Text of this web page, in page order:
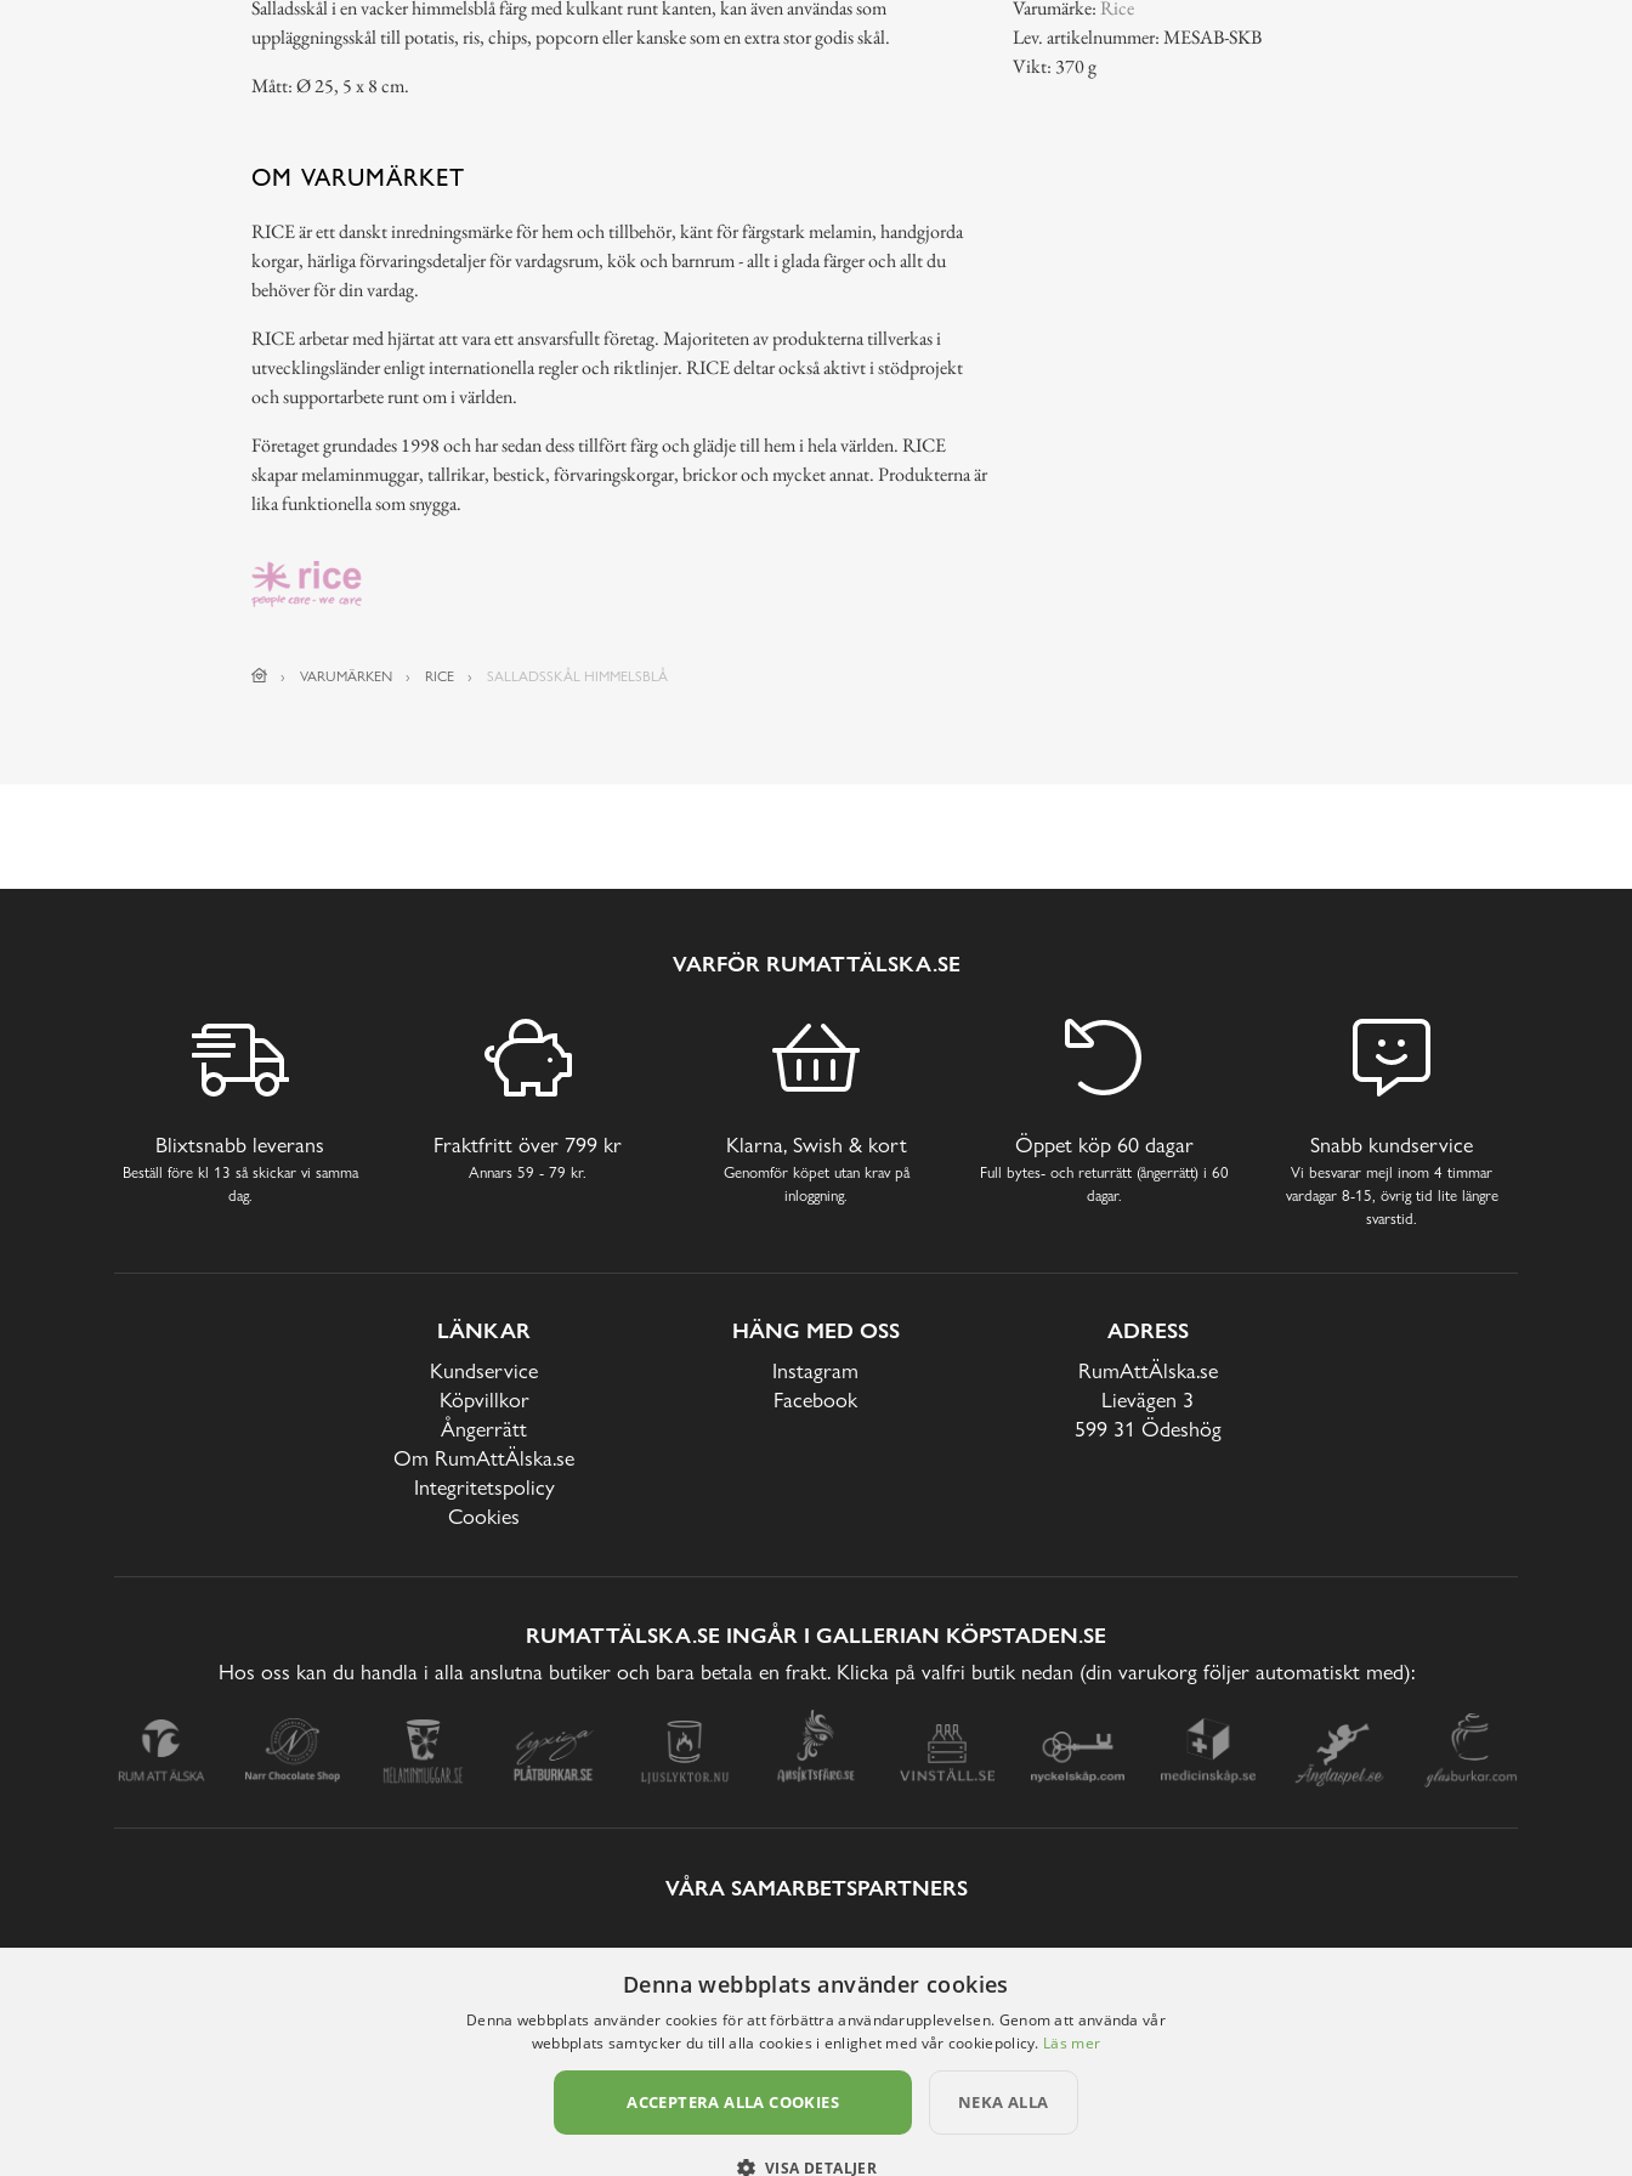
Salladsskål i en vacker himmelsblå färg med kulkant runt kanten, kan även användas som
uppläggningsskål till potatis, ris, chips, popcorn eller kanske som en extra stor godis skål.
Mått: Ø 25, 5 x 8 cm.
Varumärke: Rice
Lev. artikelnummer: MESAB-SKB
Vikt: 370 g
OM VARUMÄRKET
RICE är ett danskt inredningsmärke för hem och tillbehör, känt för färgstark melamin, handgjorda
korgar, härliga förvaringsdetaljer för vardagsrum, kök och barnrum - allt i glada färger och allt du
behöver för din vardag.
RICE arbetar med hjärtat att vara ett ansvarsfullt företag. Majoriteten av produkterna tillverkas i
utvecklingsländer enligt internationella regler och riktlinjer. RICE deltar också aktivt i stödprojekt
och supportarbete runt om i världen.
Företaget grundades 1998 och har sedan dess tillfört färg och glädje till hem i hela världen. RICE
skapar melaminmuggar, tallrikar, bestick, förvaringskorgar, brickor och mycket annat. Produkterna är
lika funktionella som snygga.
VARUMÄRKEN RICE SALLADSSKÅL HIMMELSBLÅ
VARFÖR RUMATTÄLSKA.SE
Blixtsnabb leverans
Beställ före kl 13 så skickar vi samma
dag.
Fraktfritt över 799 kr
Annars 59 - 79 kr.
Klarna, Swish & kort
Genomför köpet utan krav på
inloggning.
Öppet köp 60 dagar
Full bytes- och returrätt (ångerrätt) i 60
dagar.
Snabb kundservice
Vi besvarar mejl inom 4 timmar
vardagar 8-15, övrig tid lite längre
svarstid.
LÄNKAR
Kundservice
Köpvillkor
Ångerrätt
Om RumAttÄlska.se
Integritetspolicy
Cookies
HÄNG MED OSS
Instagram
Facebook
ADRESS
RumAttÄlska.se
Lievägen 3
599 31 Ödeshög
RUMATTÄLSKA.SE INGÅR I GALLERIAN KÖPSTADEN.SE
Hos oss kan du handla i alla anslutna butiker och bara betala en frakt. Klicka på valfri butik nedan (din varukorg följer automatiskt med):
VÅRA SAMARBETSPARTNERS
Denna webbplats använder cookies
Denna webbplats använder cookies för att förbättra användarupplevelsen. Genom att använda vår
webbplats samtycker du till alla cookies i enlighet med vår cookiepolicy. Läs mer
ACCEPTERA ALLA COOKIES NEKA ALLA
VISA DETALJER